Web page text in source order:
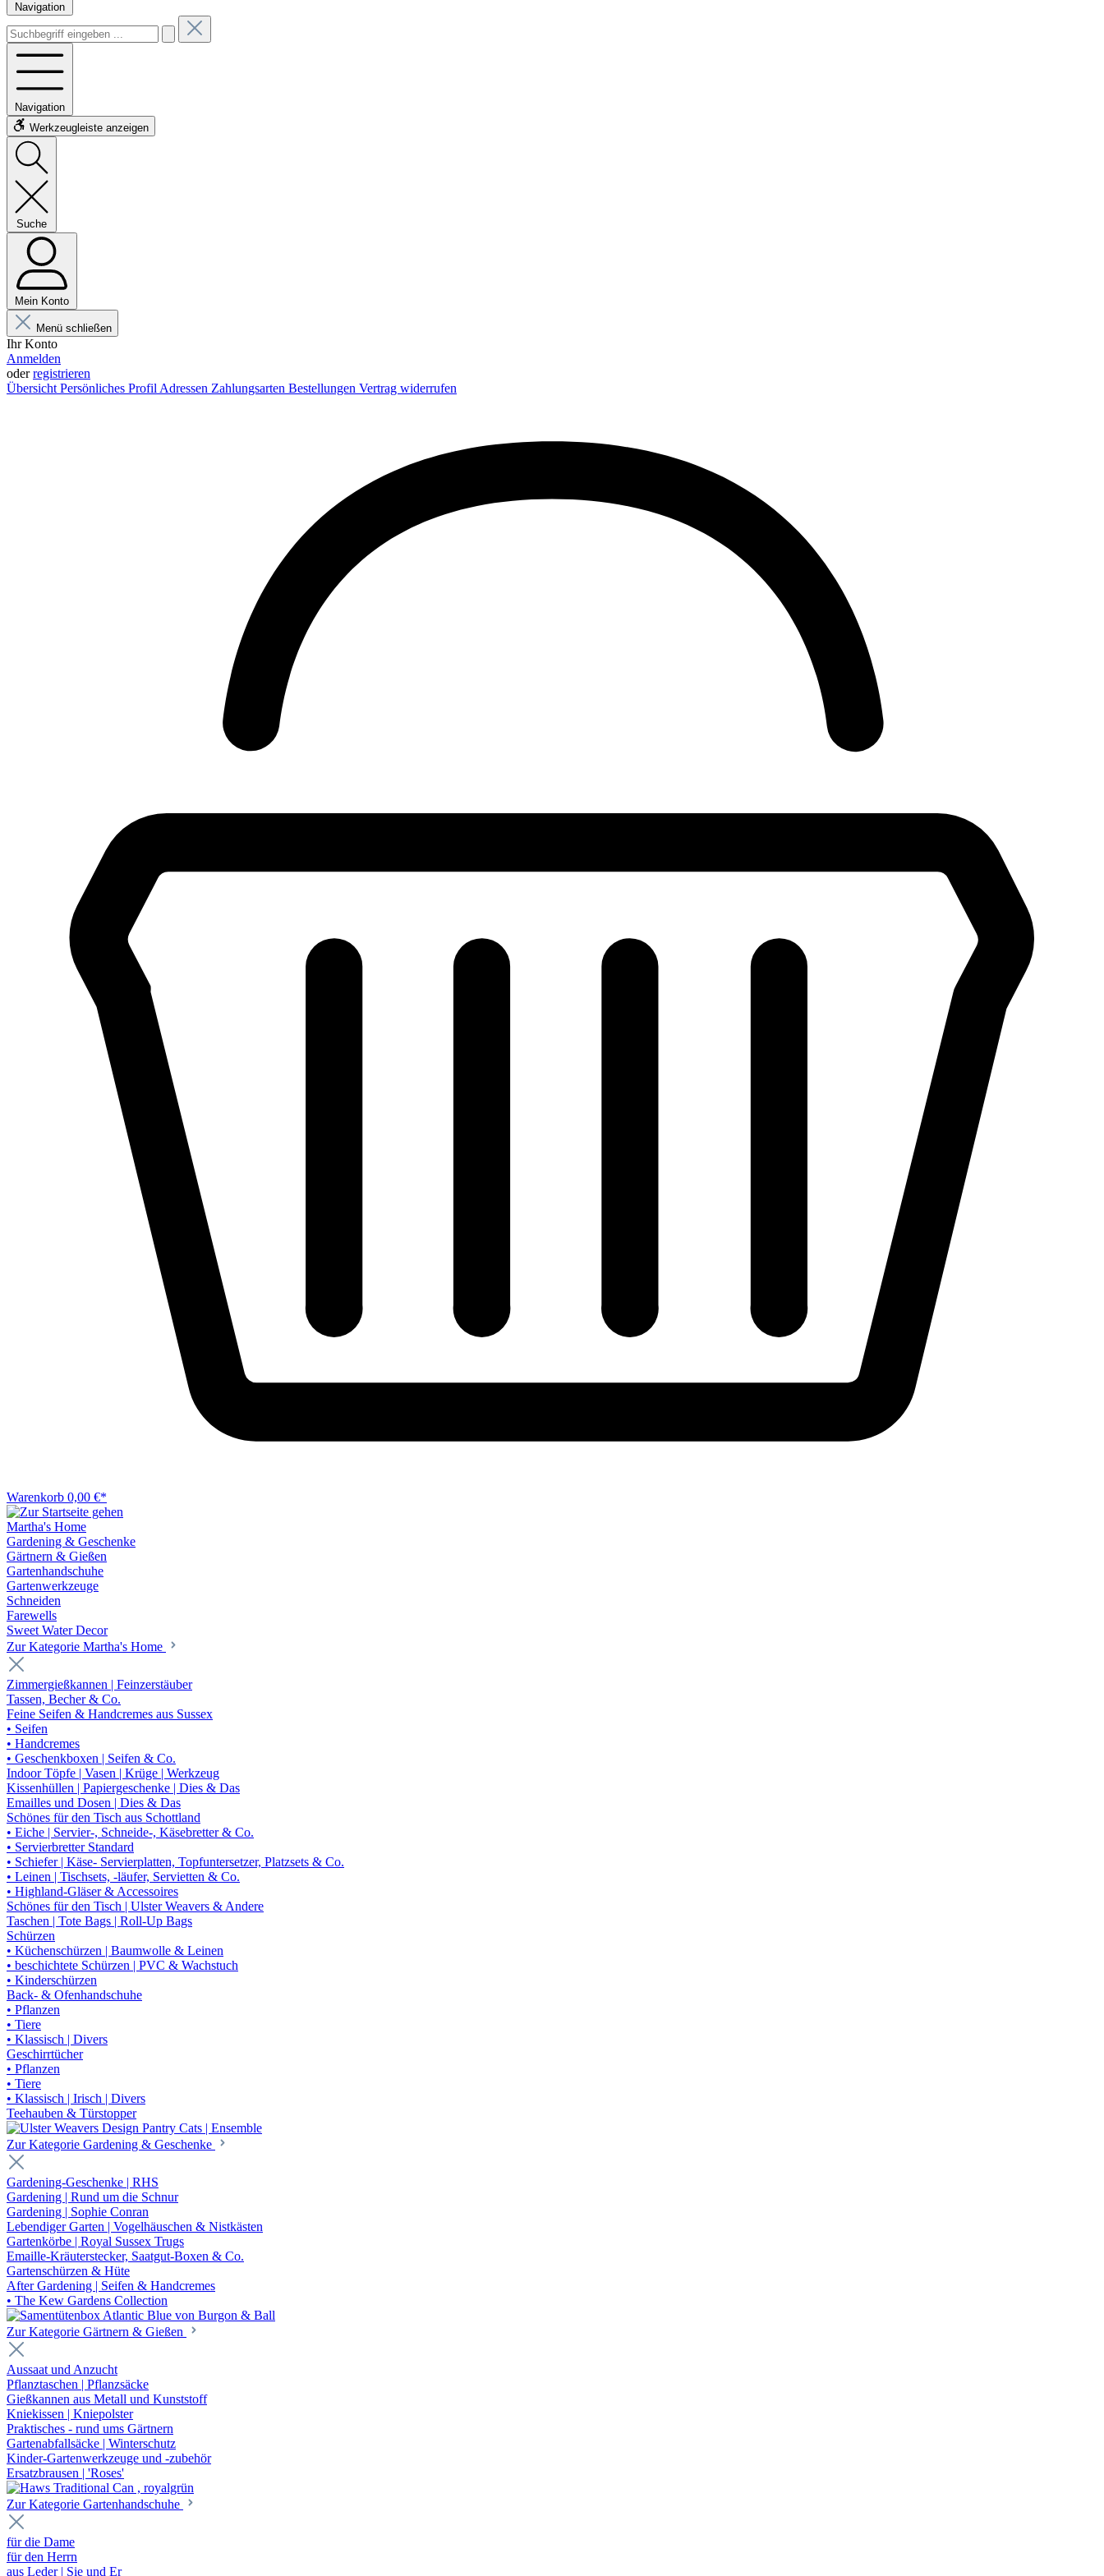
Navigation
Navigation
Werkzeugleiste anzeigen
Suche
Mein Konto
Menü schließen
Ihr Konto
Anmelden
oderregistrieren
Übersicht Persönliches Profil Adressen Zahlungsarten Bestellungen Vertrag widerrufen
Warenkorb 0,00 €*
Martha's Home
Gardening & Geschenke
Gärtnern & Gießen
Gartenhandschuhe
Gartenwerkzeuge
Schneiden
Farewells
Sweet Water Decor
Zur Kategorie Martha's Home
Zimmergießkannen | Feinzerstäuber
Tassen, Becher & Co.
Feine Seifen & Handcremes aus Sussex
• Seifen
• Handcremes
• Geschenkboxen | Seifen & Co.
Indoor Töpfe | Vasen | Krüge | Werkzeug
Kissenhüllen | Papiergeschenke | Dies & Das
Emailles und Dosen | Dies & Das
Schönes für den Tisch aus Schottland
• Eiche | Servier-, Schneide-, Käsebretter & Co.
• Servierbretter Standard
• Schiefer | Käse- Servierplatten, Topfuntersetzer, Platzsets & Co.
• Leinen | Tischsets, -läufer, Servietten & Co.
• Highland-Gläser & Accessoires
Schönes für den Tisch | Ulster Weavers & Andere
Taschen | Tote Bags | Roll-Up Bags
Schürzen
• Küchenschürzen | Baumwolle & Leinen
• beschichtete Schürzen | PVC & Wachstuch
• Kinderschürzen
Back- & Ofenhandschuhe
• Pflanzen
• Tiere
• Klassisch | Divers
Geschirrtücher
• Pflanzen
• Tiere
• Klassisch | Irisch | Divers
Teehauben & Türstopper
Zur Kategorie Gardening & Geschenke
Gardening-Geschenke | RHS
Gardening | Rund um die Schnur
Gardening | Sophie Conran
Lebendiger Garten | Vogelhäuschen & Nistkästen
Gartenkörbe | Royal Sussex Trugs
Emaille-Kräuterstecker, Saatgut-Boxen & Co.
Gartenschürzen & Hüte
After Gardening | Seifen & Handcremes
• The Kew Gardens Collection
Zur Kategorie Gärtnern & Gießen
Aussaat und Anzucht
Pflanztaschen | Pflanzsäcke
Gießkannen aus Metall und Kunststoff
Kniekissen | Kniepolster
Praktisches - rund ums Gärtnern
Gartenabfallsäcke | Winterschutz
Kinder-Gartenwerkzeuge und -zubehör
Ersatzbrausen | 'Roses'
Zur Kategorie Gartenhandschuhe
für die Dame
für den Herrn
aus Leder | Sie und Er